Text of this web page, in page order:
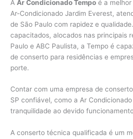
A Ar Condicionado Tempo é a
Ar-Condicionado Jardim Everest,
de São Paulo com rapidez e
capacitados, alocados nas principais
Paulo e ABC Paulista, a Tempo é
de conserto para residências e
porte.
Contar com uma empresa de
SP confiável, como a Ar
tranquilidade ao devido
A conserto técnica qualificada é um